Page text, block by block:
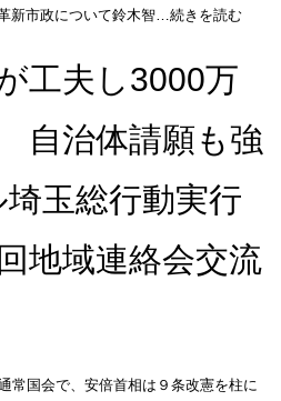
新市政について鈴木智…続きを読む
工夫し3000万
自治体請願も強
玉総行動実行
地域連絡会交流
常国会で、安倍首相は９条改憲を柱に